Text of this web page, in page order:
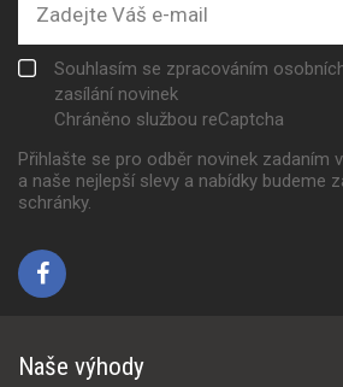
Souhlasím se zpracováním
zasílání novinek
Chráněno službou reCaptcha
Přihlašte se pro odběr novinek zadaním
a naše nejlepší slevy a nabídky budeme
schránky.
Naše výhody